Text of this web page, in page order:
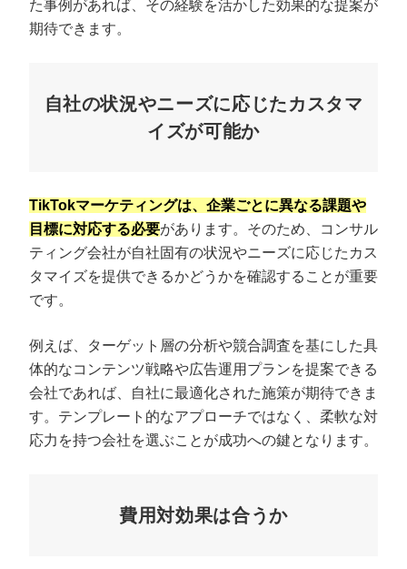
た事例があれば、その経験を活かした効果的な提案が
期待できます。
自社の状況やニーズに応じたカスタマ
イズが可能か
TikTokマーケティングは、企業ごとに異なる課題や
目標に対応する必要があります。そのため、コンサル
ティング会社が自社固有の状況やニーズに応じたカス
タマイズを提供できるかどうかを確認することが重要
です。
例えば、ターゲット層の分析や競合調査を基にした具
体的なコンテンツ戦略や広告運用プランを提案できる
会社であれば、自社に最適化された施策が期待できま
す。テンプレート的なアプローチではなく、柔軟な対
応力を持つ会社を選ぶことが成功への鍵となります。
費用対効果は合うか